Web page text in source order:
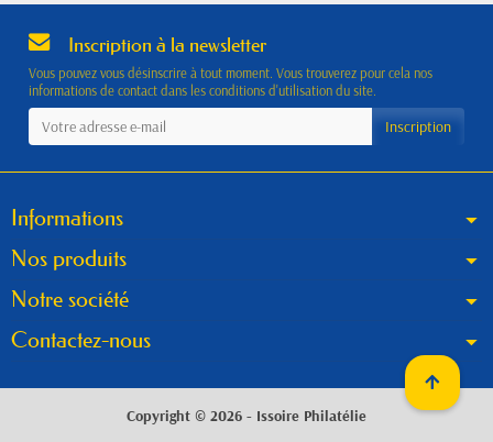
Inscription à la newsletter
Vous pouvez vous désinscrire à tout moment. Vous trouverez pour cela nos
informations de contact dans les conditions d'utilisation du site.
Informations
Nos produits
Notre société
Contactez-nous
Copyright © 2026 - Issoire Philatélie